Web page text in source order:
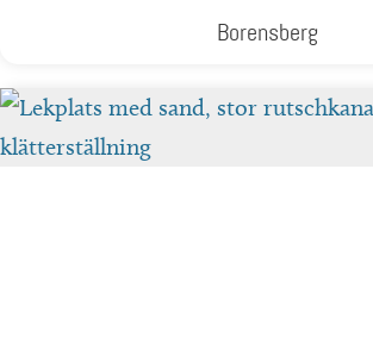
Borensberg